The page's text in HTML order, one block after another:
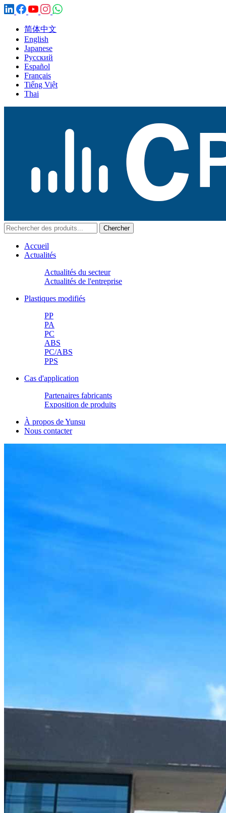
简体中文
English
Japanese
Русский
Español
Français
Tiếng Việt
Thai
Accueil
Actualités
Actualités du secteur
Actualités de l'entreprise
Plastiques modifiés
PP
PA
PC
ABS
PC/ABS
PPS
Cas d'application
Partenaires fabricants
Exposition de produits
À propos de Yunsu
Nous contacter